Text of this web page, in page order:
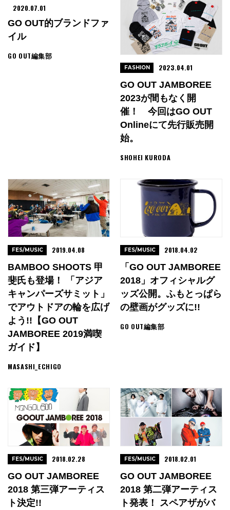
GO OUT的ブランドファ
イル
GO OUT編集部
2020.07.01
GO OUT JAMBOREE
2023が間もなく開
催！ 今回はGO OUT
Onlineにて先行販売開
始。
SHOHEI KURODA
FASHION 2023.04.01
BAMBOO SHOOTS 甲
斐氏も登場！ 「アジア
キャンパーズサミット」
でアウトドアの輪を広げ
よう!!【GO OUT
JAMBOREE 2019満喫
ガイド】
MASASHI_ECHIGO
FES/MUSIC 2019.04.08
「GO OUT JAMBOREE
2018」オフィシャルグ
ッズ公開。ふもとっぱら
の壁画がグッズに!!
GO OUT編集部
FES/MUSIC 2018.04.02
GO OUT JAMBOREE
2018 第三弾アーティス
ト決定!!
FES/MUSIC 2018.02.28
GO OUT JAMBOREE
2018 第二弾アーティス
ト発表！ スペアザがバ
FES/MUSIC 2018.02.01